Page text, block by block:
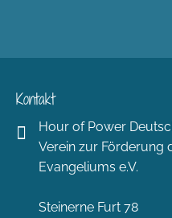
Kontakt
Hour of Power
Verein zur Förderung
Evangeliums e.V.
Steinerne Furt 78